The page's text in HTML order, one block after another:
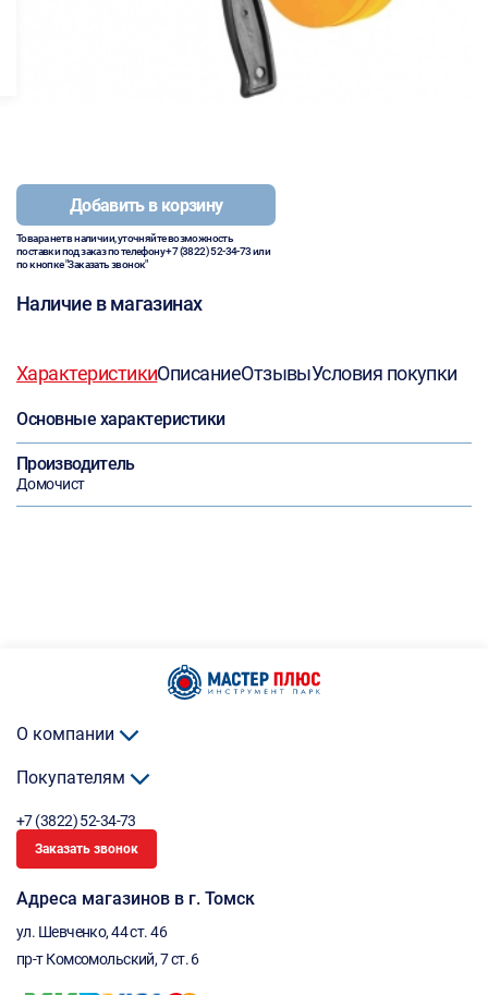
Добавить в корзину
Товара нет в наличии, уточняйте возможность
поставки под заказ по телефону+7 (3822) 52-34-73или
по кнопке "Заказать звонок"
Наличие в магазинах
ХарактеристикиОписаниеОтзывыУсловия покупки
Основные характеристики
Производитель
Домочист
О компании
Покупателям
+7 (3822) 52-34-73
Заказать звонок
Адреса магазинов в г. Томск
ул. Шевченко, 44 ст. 46
пр-т Комсомольский, 7 ст. 6